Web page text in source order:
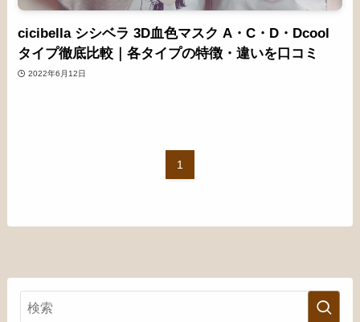
cicibella シシベラ 3D血色マスク A・C・D・Dcool
タイプ徹底比較｜各タイプの特徴・違いを口コミ
2022年6月12日
1